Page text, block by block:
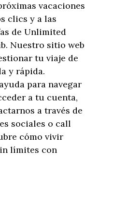
vacaciones
clics y a las
de Unlimited
Nuestro sitio web
tu viaje de
y rápida.
para navegar
a tu cuenta,
a través de
sociales o call
cómo vivir
límites con